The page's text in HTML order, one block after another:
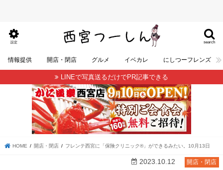
search
設定
情報提供 開店・閉店 グルメ イベカレ にしつーフレンズ
LINEで写真送るだけでPR記事できる
HOME 開店・閉店 フレンテ西宮に「保険クリニック®」ができるみたい。10月13日
開店・閉店
2023.10.12